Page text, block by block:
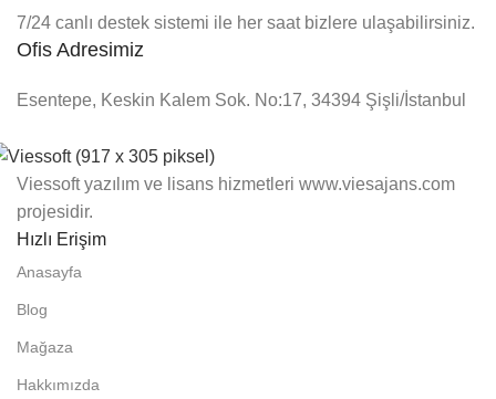
7/24 canlı destek sistemi ile her saat bizlere ulaşabilirsiniz.
Ofis Adresimiz
Esentepe, Keskin Kalem Sok. No:17, 34394 Şişli/İstanbul
Viessoft yazılım ve lisans hizmetleri www.viesajans.com
projesidir.
Hızlı Erişim
Anasayfa
Blog
Mağaza
Hakkımızda